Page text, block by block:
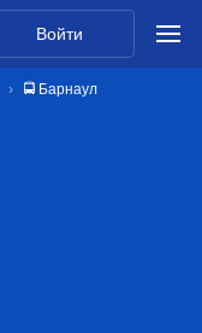
Войти
🚍 Барнаул